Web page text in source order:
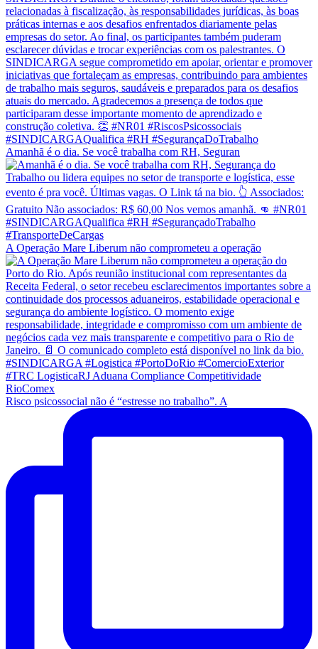
Amanhã é o dia. Se você trabalha com RH, Seguran
A Operação Mare Liberum não comprometeu a operação
Risco psicossocial não é “estresse no trabalho”. A